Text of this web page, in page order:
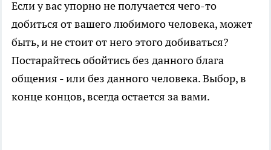
Если у вас упорно не получается чего-то
добиться от вашего любимого человека, может
быть, и не стоит от него этого добиваться?
Постарайтесь обойтись без данного блага
общения - или без данного человека. Выбор, в
конце концов, всегда остается за вами.